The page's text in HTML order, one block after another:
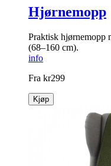
Hjørnemopp
Praktisk hjørnemopp
(68–160 cm).
info
Fra kr299
Kjøp